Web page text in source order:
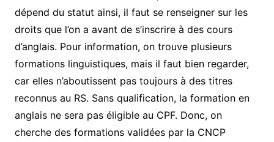
dépend du statut ainsi, il faut se renseigner sur les
droits que l’on a avant de s’inscrire à des cours
d’anglais. Pour information, on trouve plusieurs
formations linguistiques, mais il faut bien regarder,
car elles n’aboutissent pas toujours à des titres
reconnus au RS. Sans qualification, la formation en
anglais ne sera pas éligible au CPF. Donc, on
cherche des formations validées par la CNCP